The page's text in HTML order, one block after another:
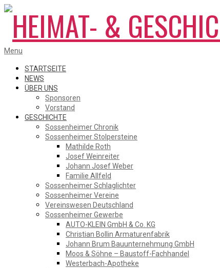
Skip
content
HEIMAT-
&
GESCHICHTSVEREIN
SOSSENHEIM
Primary
Menu
Menu
STARTSEITE
NEWS
ÜBER UNS
Sponsoren
Vorstand
GESCHICHTE
Sossenheimer Chronik
Sossenheimer Stolpersteine
Mathilde Roth
Josef Weinreiter
Johann Josef Weber
Familie Allfeld
Sossenheimer Schlaglichter
Sossenheimer Vereine
Vereinswesen Deutschland
Sossenheimer Gewerbe
AUTO-KLEIN GmbH & Co. KG
Christian Bollin Armaturenfabrik
Johann Brum Bauunternehmung GmbH
Moos & Söhne – Baustoff-Fachhandel
Westerbach-Apotheke